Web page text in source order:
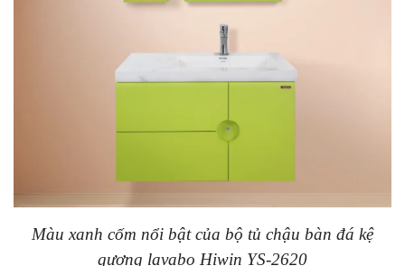
Màu xanh cốm nổi bật của bộ tủ chậu bàn đá kệ
gương lavabo Hiwin YS-2620